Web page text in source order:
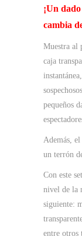
¡Un
cambia
Muestra al
caja
pequeños
Además, el
un terrón
Con este
nivel de la
siguiente:
entre otros